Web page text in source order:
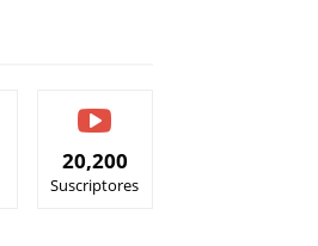
20,200
Suscriptores